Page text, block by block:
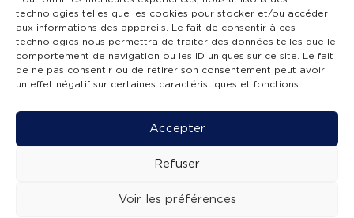
technologies telles que les cookies pour stocker et/ou accéder
aux informations des appareils. Le fait de consentir à ces
technologies nous permettra de traiter des données telles que le
comportement de navigation ou les ID uniques sur ce site. Le fait
de ne pas consentir ou de retirer son consentement peut avoir
un effet négatif sur certaines caractéristiques et fonctions.
Accepter
Refuser
Voir les préférences
SUIVEZ-NOUS !
Mentions légales -Accessibilité